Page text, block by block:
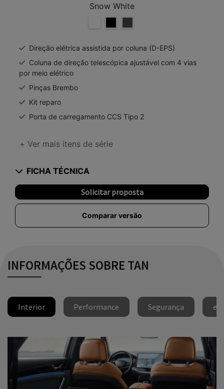
Snow White
Direção elétrica assistida por coluna (D-EPS)
Coluna de direção telescópica ajustável com 4 vias
por meio elétrico
Pinças Brembo
Kit reparo
Porta de carregamento CCS Tipo 2
+ Ver mais itens de série
FICHA TÉCNICA
Solicitar proposta
Comparar versão
INFORMAÇÕES SOBRE TAN
Interior Performance Segurança e-